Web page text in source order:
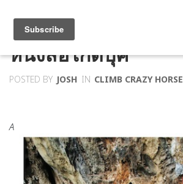
หนังสือไกด์บุ๊ค
POSTED BY JOSH IN CLIMB CRAZY HORSE
A